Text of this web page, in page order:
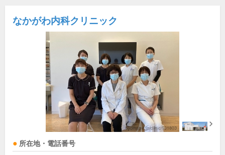
なかがわ内科クリニック
所在地・電話番号